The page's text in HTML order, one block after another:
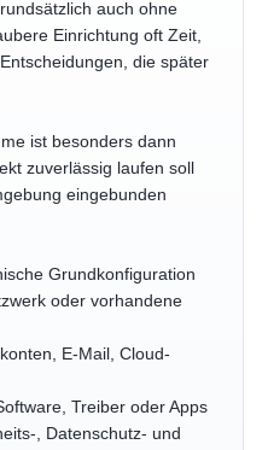
auch ohne
Einrichtung oft Zeit,
die später
ist besonders dann
zuverlässig laufen soll
eingebunden
Grundkonfiguration
oder vorhandene
E-Mail, Cloud-
Treiber oder Apps
, Datenschutz- und